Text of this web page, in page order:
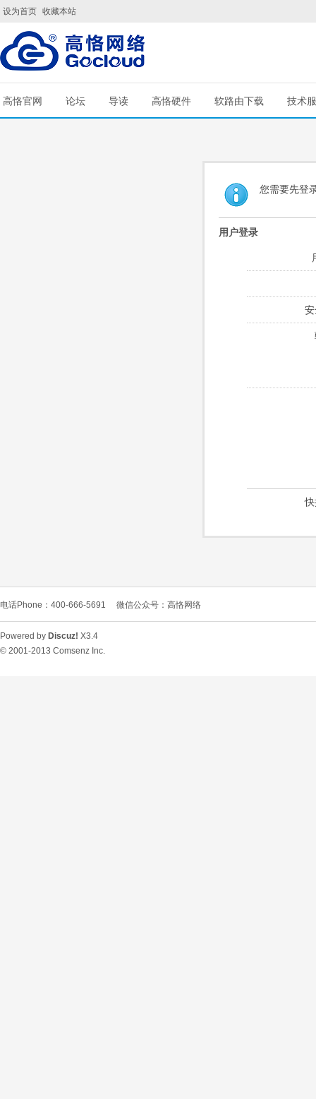
设为首页 收藏本站
高恪官网 论坛 导读 高恪硬件 软路由下载 技术
您需要先登
用户登录
电话Phone：400-666-5691 微信公众号：高恪网络
Powered by Discuz! X3.4
© 2001-2013 Comsenz Inc.